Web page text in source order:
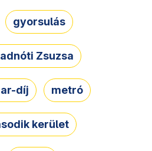
gyorsulás
Zsuzsa
díj metró
kerület